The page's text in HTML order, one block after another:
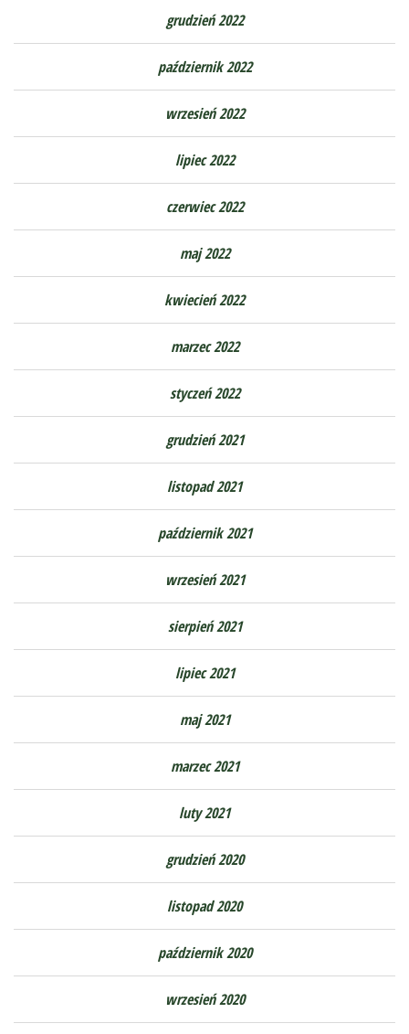
grudzień 2022
październik 2022
wrzesień 2022
lipiec 2022
czerwiec 2022
maj 2022
kwiecień 2022
marzec 2022
styczeń 2022
grudzień 2021
listopad 2021
październik 2021
wrzesień 2021
sierpień 2021
lipiec 2021
maj 2021
marzec 2021
luty 2021
grudzień 2020
listopad 2020
październik 2020
wrzesień 2020